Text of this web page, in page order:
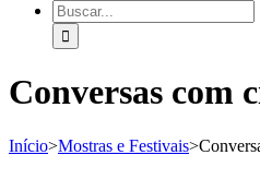
Conversas com
Início>Mostras e Festivais>